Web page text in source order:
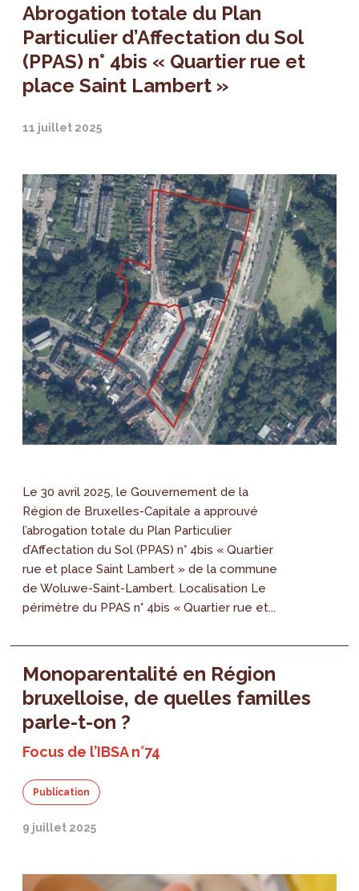
Abrogation totale du Plan
Particulier d’Affectation du Sol
(PPAS) n° 4bis « Quartier rue et
place Saint Lambert »
11 juillet 2025
Le 30 avril 2025, le Gouvernement de la
Région de Bruxelles-Capitale a approuvé
l’abrogation totale du Plan Particulier
d’Affectation du Sol (PPAS) n° 4bis « Quartier
rue et place Saint Lambert » de la commune
de Woluwe-Saint-Lambert. Localisation Le
périmètre du PPAS n° 4bis « Quartier rue et...
Monoparentalité en Région
bruxelloise, de quelles familles
parle-t-on ?
Focus de l’IBSA n°74
Publication
9 juillet 2025